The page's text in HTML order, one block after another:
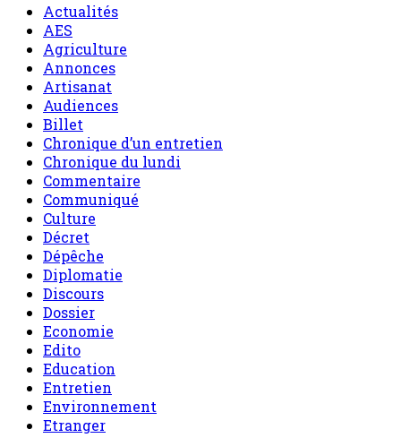
Actualités
AES
Agriculture
Annonces
Artisanat
Audiences
Billet
Chronique d’un entretien
Chronique du lundi
Commentaire
Communiqué
Culture
Décret
Dépêche
Diplomatie
Discours
Dossier
Economie
Edito
Education
Entretien
Environnement
Etranger